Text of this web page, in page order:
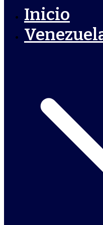
Inicio